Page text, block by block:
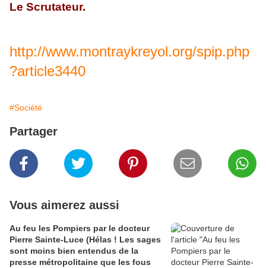
Le Scrutateur.
http://www.montraykreyol.org/spip.php
?article3440
#Société
Partager
Vous aimerez aussi
Au feu les Pompiers par le docteur
Pierre Sainte-Luce (Hélas ! Les sages
sont moins bien entendus de la
presse métropolitaine que les fous